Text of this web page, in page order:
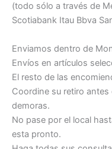
(todo sólo a través de
Scotiabank Itau Bbva
Enviamos dentro de
Envíos en artículos
El resto de las
Coordine su retiro antes
demoras.
No pase por el local
esta pronto.